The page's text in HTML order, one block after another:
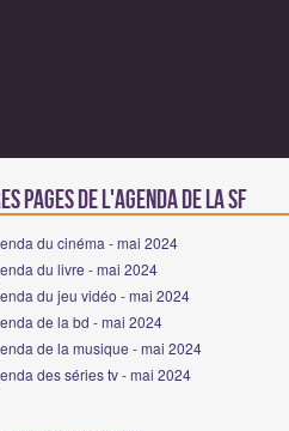
pages de l'agenda de la SF
du cinéma - mai 2024
du livre - mai 2024
du jeu vidéo - mai 2024
de la bd - mai 2024
de la musique - mai 2024
des séries tv - mai 2024